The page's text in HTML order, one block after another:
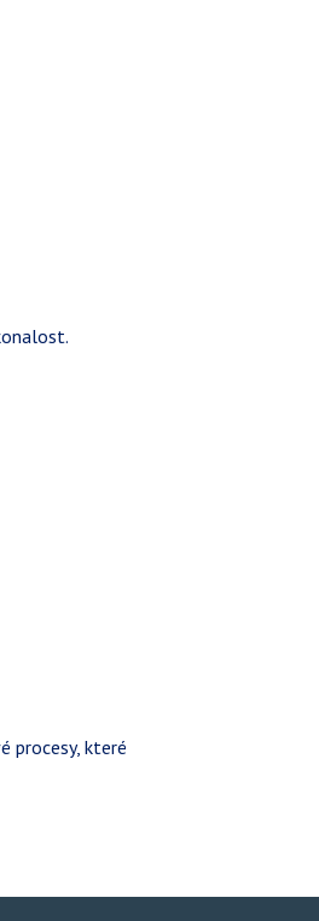
procesy, které